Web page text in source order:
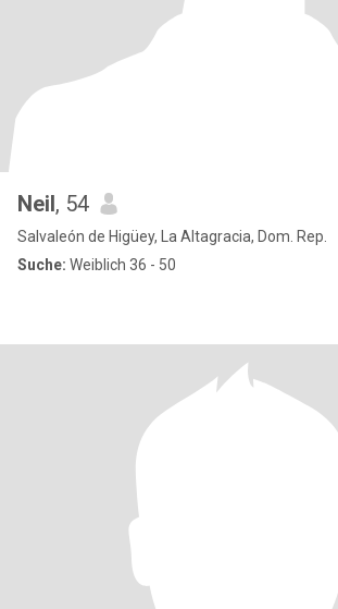
Neil, 54
Salvaleón de Higüey, La Altagracia, Dom. Rep.
Suche: Weiblich 36 - 50